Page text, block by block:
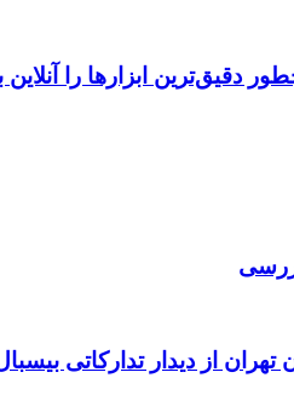
دقیق‌ترین ابزارها را آنلاین
از دیدار تدارکاتی